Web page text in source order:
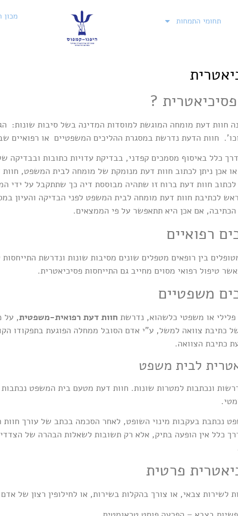
תחומי התמחות מכון
?
חוות דעת מומחה המוגשת למוסדות המדינה בשל סיבות שונות:
חוות הדעת נדרשת במסגרת ההליכים המשפטיים או רפואיים
כלל באיסוף מסמכים קפדני, בבדיקת עדויות כתובות
אכן ניתן לכתוב חוות דעת מנומקת של מומחה לבית המשפט,
לכתוב חוות דעת ברוח זו שתהיה מבוססת דיה כך שתתקבל על ידי
לכתיבת חוות דעת מומחה לבית המשפט לפני הבדיקה והעיון
הכתיבה, אם אכן היא תתאפשר על פי הממצאים.
רפואיים
בין רופאים מטפלים שונים מסיבות שונות ונדרשת
טיפול רפואי מסוים מחייב גם התייחסות פסיכיאטרית.
משפטיים
או משפטי כלשהוא, נדרשת חוות דעת רפואית-משפטית, על
כתיבת צוואה למשל, ע"י אדם הסובל ממחלה הפוגעת בתפקודו
כתיבת הצוואה.
לבית משפט
ונכתבות למטרות שונות. חוות דעת מטעם בית המשפט
נכתבת בעקבות מינוי השופט, לאחר הסכמה בכתב של עורך חוות
כלל אין הופעה בתיק, אלא רק תשובות לשאלות הבהרה של
פרטית
לשירות צבאי, או צורך בהקלות בשירות, או לחילופין רצון של